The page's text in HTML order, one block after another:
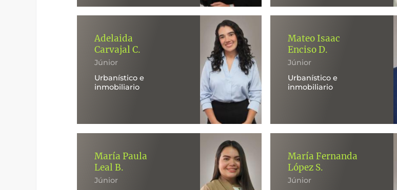
Adelaida
Carvajal C.
Júnior
Urbanístico e
inmobiliario
Mateo Isaac
Enciso D.
Júnior
Urbanístico e
inmobiliario
María Paula
Leal B.
Júnior
María Fernanda
López S.
Júnior